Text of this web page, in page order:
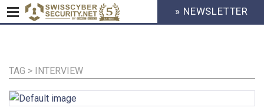
Inhalt
HEADER
MENU
» NEWSLETTER
TAG > INTERVIEW